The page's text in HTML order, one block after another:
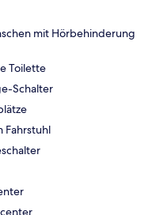
mit Hörbehinderung
Toilette
Schalter
Fahrstuhl